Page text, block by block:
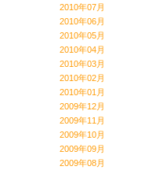
2010年07月
2010年06月
2010年05月
2010年04月
2010年03月
2010年02月
2010年01月
2009年12月
2009年11月
2009年10月
2009年09月
2009年08月